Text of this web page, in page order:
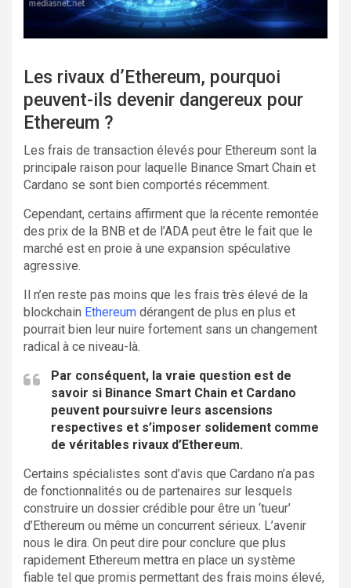
Les rivaux d’Ethereum, pourquoi
peuvent-ils devenir dangereux pour
Ethereum ?
Les frais de transaction élevés pour Ethereum sont la
principale raison pour laquelle Binance Smart Chain et
Cardano se sont bien comportés récemment.
Cependant, certains affirment que la récente remontée
des prix de la BNB et de l’ADA peut être le fait que le
marché est en proie à une expansion spéculative
agressive.
Il n’en reste pas moins que les frais très élevé de la
blockchain Ethereum dérangent de plus en plus et
pourrait bien leur nuire fortement sans un changement
radical à ce niveau-là.
Par conséquent, la vraie question est de
savoir si Binance Smart Chain et Cardano
peuvent poursuivre leurs ascensions
respectives et s’imposer solidement comme
de véritables rivaux d’Ethereum.
Certains spécialistes sont d’avis que Cardano n’a pas
de fonctionnalités ou de partenaires sur lesquels
construire un dossier crédible pour être un ‘tueur’
d’Ethereum ou même un concurrent sérieux. L’avenir
nous le dira. On peut dire pour conclure que plus
rapidement Ethereum mettra en place un système
fiable tel que promis permettant des frais moins élevé,